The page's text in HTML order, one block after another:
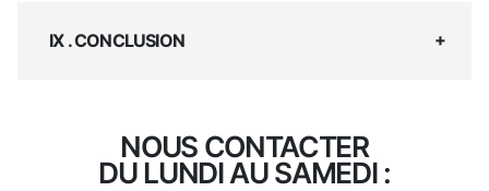
IX . CONCLUSION
NOUS CONTACTER
DU LUNDI AU SAMEDI :